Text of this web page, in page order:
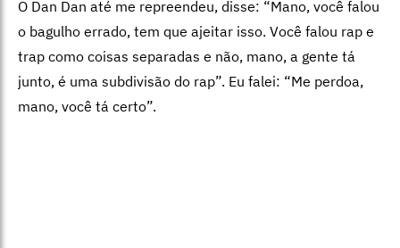
O Dan Dan até me repreendeu, disse: “Mano, você falou
o bagulho errado, tem que ajeitar isso. Você falou rap e
trap como coisas separadas e não, mano, a gente tá
junto, é uma subdivisão do rap”. Eu falei: “Me perdoa,
mano, você tá certo”.